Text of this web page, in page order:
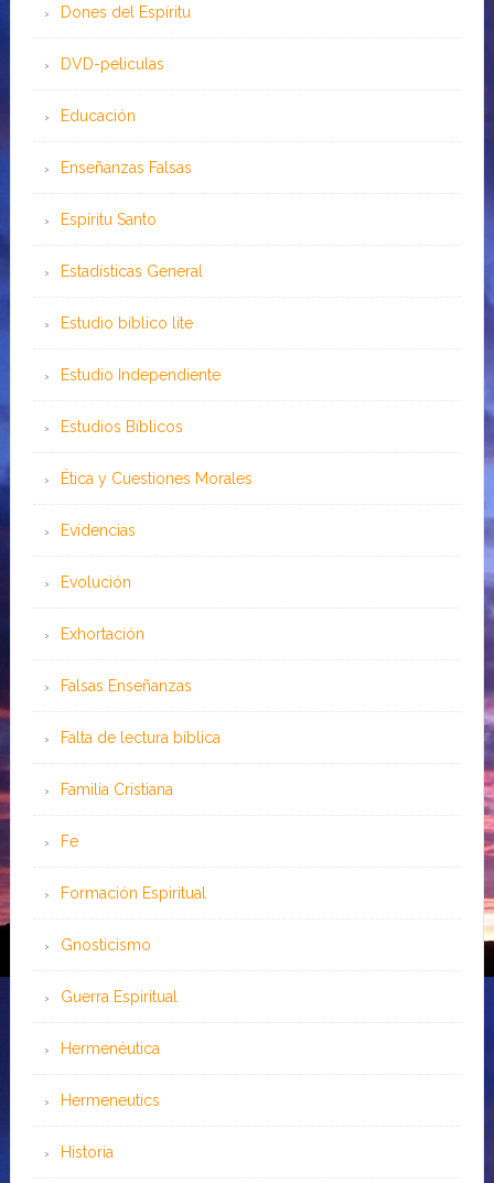
Dones del Espíritu
DVD-peliculas
Educación
Enseñanzas Falsas
Espíritu Santo
Estadísticas General
Estudio bíblico lite
Estudio Independiente
Estudios Bíblicos
Ética y Cuestiones Morales
Evidencias
Evolución
Exhortación
Falsas Enseñanzas
Falta de lectura bíblica
Familia Cristiana
Fe
Formación Espiritual
Gnosticismo
Guerra Espiritual
Hermenéutica
Hermeneutics
Historia